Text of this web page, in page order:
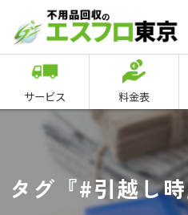
サービス 料金表
タグ『#引越し